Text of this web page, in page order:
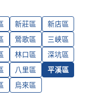
新莊區
新店區
鶯歌區
三峽區
林口區
深坑區
八里區
平溪區
烏來區